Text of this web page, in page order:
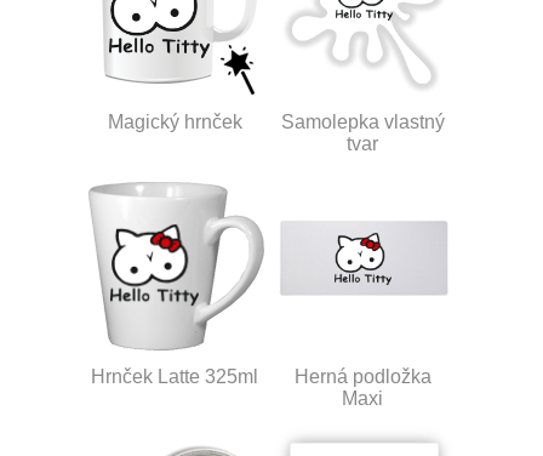
Magický hrnček
Samolepka vlastný
tvar
Hrnček Latte 325ml
Herná podložka
Maxi